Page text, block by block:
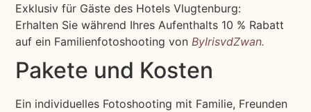
Exklusiv für Gäste des Hotels Vlugtenburg:
Erhalten Sie während Ihres Aufenthalts 10 % Rabatt
auf ein Familienfotoshooting von ByIrisvdZwan.
Pakete und Kosten
Ein individuelles Fotoshooting mit Familie, Freunden